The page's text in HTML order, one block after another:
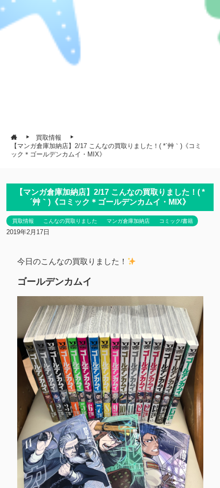
買取情報
【マンガ倉庫加納店】2/17 こんなの買取りました！( *´艸｀)《コミ
ック＊ゴールデンカムイ・MIX》
【マンガ倉庫加納店】2/17 こんなの買取りました！( *
´艸｀)《コミック＊ゴールデンカムイ・MIX》
買取情報 こんなの買取りました マンガ倉庫加納店 コミック/書籍
2019年2月17日
今日のこんなの買取りました！
ゴールデンカムイ